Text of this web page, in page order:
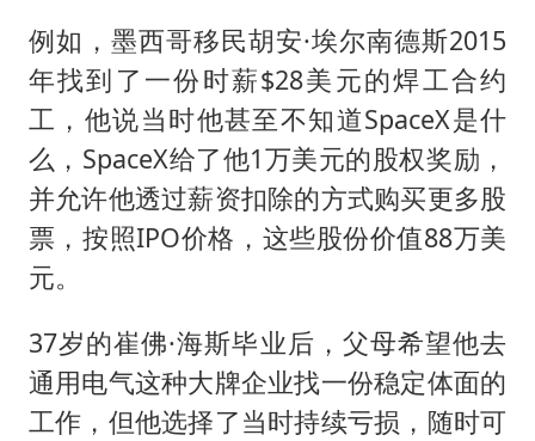
例如，墨西哥移民胡安·埃尔南德斯2015
年找到了一份时薪$28美元的焊工合约
工，他说当时他甚至不知道SpaceX是什
么，SpaceX给了他1万美元的股权奖励，
并允许他透过薪资扣除的方式购买更多股
票，按照IPO价格，这些股份价值88万美
元。
37岁的崔佛·海斯毕业后，父母希望他去
通用电气这种大牌企业找一份稳定体面的
工作，但他选择了当时持续亏损，随时可